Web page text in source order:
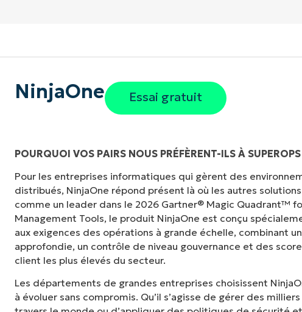
NinjaOne Essai gratuit
POURQUOI VOS PAIRS NOUS PRÉFÈRENT-ILS À SUPEROPS
Pour les entreprises informatiques qui gèrent des
distribués, NinjaOne répond présent là où les autres
comme un leader dans le 2026 Gartner® Magic Quadrant™
Management Tools, le produit NinjaOne est conçu
aux exigences des opérations à grande échelle, combinant
approfondie, un contrôle de niveau gouvernance et des
client les plus élevés du secteur.
Les départements de grandes entreprises choisissent
à évoluer sans compromis. Qu’il s’agisse de gérer des